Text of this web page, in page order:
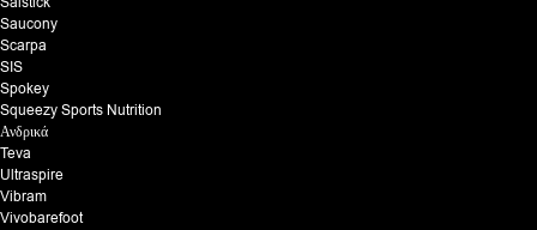
Saucony
Scarpa
SIS
Spokey
Squeezy Sports Nutrition
Ανδρικά
Teva
Ultraspire
Vibram
Vivobarefoot